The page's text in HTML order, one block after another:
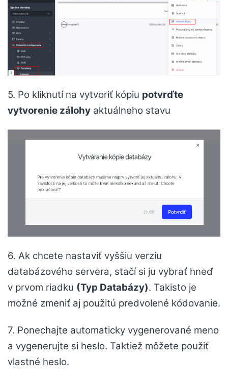
5. Po kliknutí na vytvoriť kópiu potvrďte
vytvorenie zálohy aktuálneho stavu
6. Ak chcete nastaviť vyššiu verziu
databázového servera, stačí si ju vybrať hneď
v prvom riadku (Typ Databázy). Takisto je
možné zmeniť aj použitú predvolené kódovanie.
7. Ponechajte automaticky vygenerované meno
a vygenerujte si heslo. Taktiež môžete použiť
vlastné heslo.